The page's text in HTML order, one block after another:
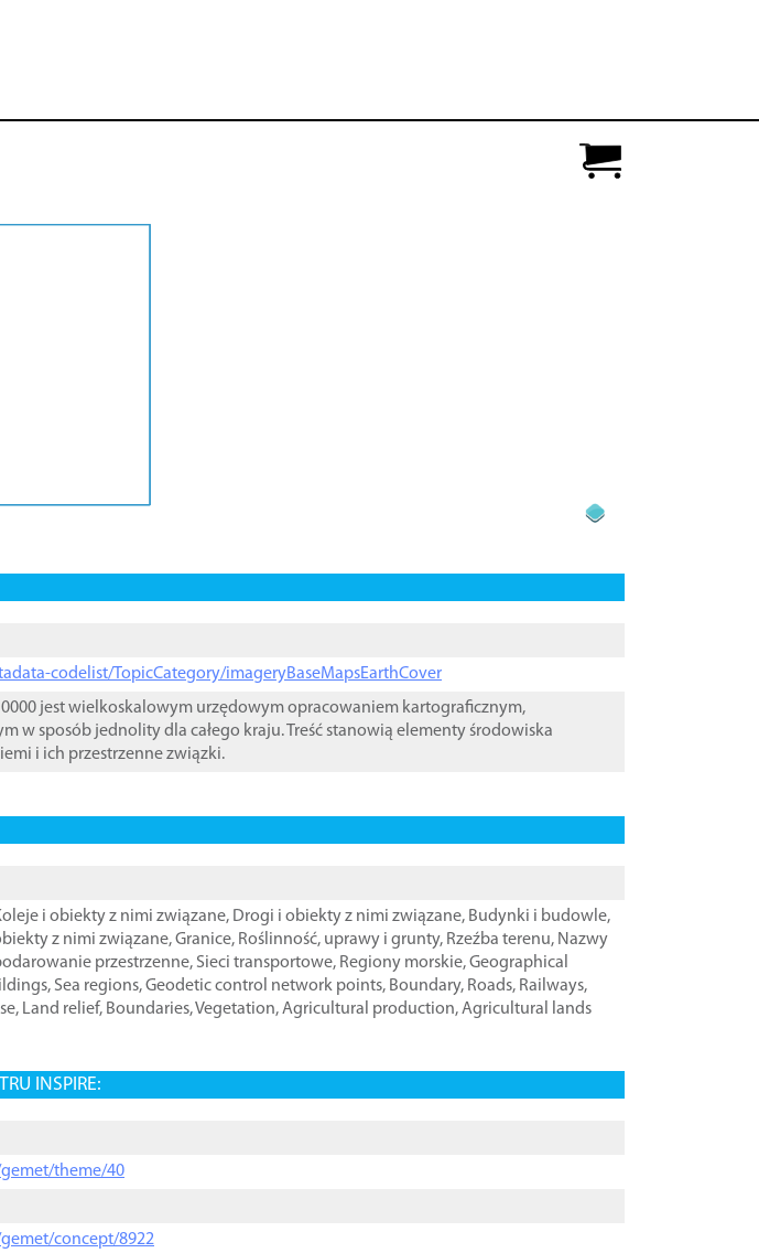
codelist/TopicCategory/imageryBaseMapsEarthCover
jest wielkoskalowym urzędowym opracowaniem kartograficznym,
w sposób jednolity dla całego kraju. Treść stanowią elementy środowiska
i ich przestrzenne związki.
i obiekty z nimi związane, Drogi i obiekty z nimi związane, Budynki i budowle,
z nimi związane,Granice, Roślinność, uprawy i grunty, Rzeźba terenu, Nazwy
przestrzenne, Sieci transportowe, Regiony morskie,Geographical
, Sea regions,Geodetic control network points, Boundary, Roads, Railways,
, Land relief, Boundaries,Vegetation,Agricultural production,Agricultural lands
INSPIRE:
theme/40
concept/8922